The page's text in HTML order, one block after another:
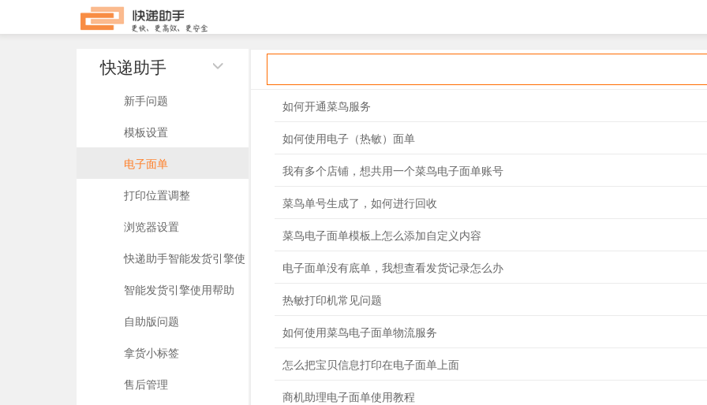
快递助手
新手问题
模板设置
电子面单
打印位置调整
浏览器设置
快递助手智能发货引擎使
用帮助
智能发货引擎使用帮助
自助版问题
拿货小标签
售后管理
如何开通菜鸟服务
如何使用电子（热敏）面单
我有多个店铺，想共用一个菜鸟电子面单账号
菜鸟单号生成了，如何进行回收
菜鸟电子面单模板上怎么添加自定义内容
电子面单没有底单，我想查看发货记录怎么办
热敏打印机常见问题
如何使用菜鸟电子面单物流服务
怎么把宝贝信息打印在电子面单上面
商机助理电子面单使用教程